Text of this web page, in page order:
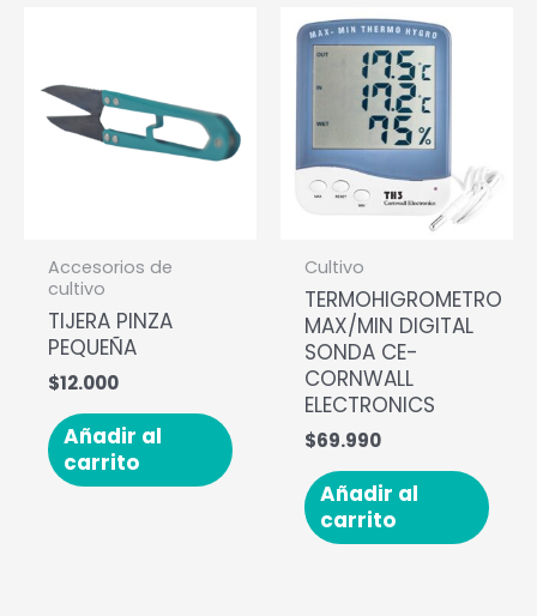
Accesorios de
cultivo
TIJERA PINZA
PEQUEÑA
$12.000
Añadir al
carrito
Cultivo
TERMOHIGROMETRO
MAX/MIN DIGITAL
SONDA CE-
CORNWALL
ELECTRONICS
$69.990
Añadir al
carrito